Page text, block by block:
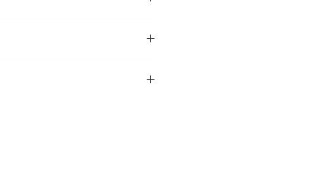
unterschiedlicher